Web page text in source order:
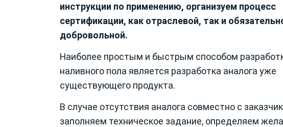
инструкции по применению, организуем процесс
сертификации, как отраслевой, так и
добровольной.
Наиболее простым и быстрым способом
наливного пола является разработка аналога уже
существующего продукта.
В случае отсутствия аналога совместно с
заполняем техническое задание, определяем